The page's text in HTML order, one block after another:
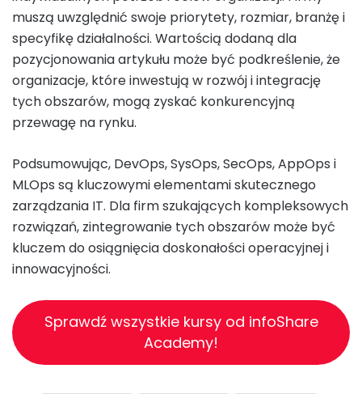
muszą uwzględnić swoje priorytety, rozmiar, branżę i
specyfikę działalności. Wartością dodaną dla
pozycjonowania artykułu może być podkreślenie, że
organizacje, które inwestują w rozwój i integrację
tych obszarów, mogą zyskać konkurencyjną
przewagę na rynku.
Podsumowując, DevOps, SysOps, SecOps, AppOps i
MLOps są kluczowymi elementami skutecznego
zarządzania IT. Dla firm szukających kompleksowych
rozwiązań, zintegrowanie tych obszarów może być
kluczem do osiągnięcia doskonałości operacyjnej i
innowacyjności.
Sprawdź wszystkie kursy od infoShare
Academy!